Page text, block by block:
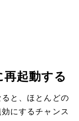
再起動する
と、ほとんどの
にするチャンス